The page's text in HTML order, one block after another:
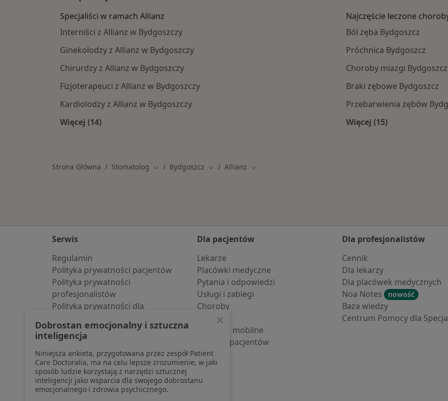
Specjaliści w ramach Allianz
Interniści z Allianz w Bydgoszczy
Ginekolodzy z Allianz w Bydgoszczy
Chirurdzy z Allianz w Bydgoszczy
Fizjoterapeuci z Allianz w Bydgoszczy
Kardiolodzy z Allianz w Bydgoszczy
Więcej (14)
Najczęście leczone
Ból zęba Bydgoszcz
Próchnica Bydgoszcz
Choroby miazgi Bydgoszcz
Braki zębowe Bydgoszcz
Przebarwienia zębów
Więcej (15)
Strona Główna Stomatolog Zmień miasto
Bydgoszcz Zmień miasto
Allianz Zmień miasto
Serwis
Regulamin
Polityka prywatności pacjentów
Polityka prywatności
profesjonalistów
Polityka prywatności dla
pozyskaliśmy samodzielnie
Polityka cookies
Jak działają wyniki wyszukiwania
Dostępność
O nas
Praca Rekrutujemy!
Dla pacjentów
Lekarze
Placówki medyczne
Pytania i odpowiedzi
Usługi i zabiegi
Choroby
Pomoc
Aplikacje mobilne
Blog dla pacjentów
Dla profesjonalistów
Cennik
Dla lekarzy
Dla placówek medycznych
Noa Notes
nowość
Baza wiedzy
Centrum Pomocy dla
Dobrostan emocjonalny i sztuczna
inteligencja
Niniejsza ankieta, przygotowana przez zespół Patient
Care Doctoralia, ma na celu lepsze zrozumienie, w jaki
sposób ludzie korzystają z narzędzi sztucznej
inteligencji jako wsparcia dla swojego dobrostanu
emocjonalnego i zdrowia psychicznego.